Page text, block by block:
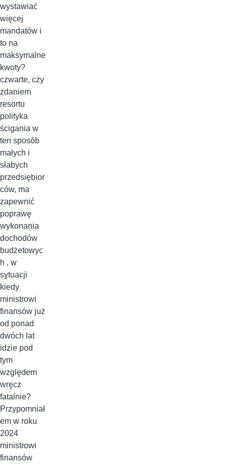
wystawiać
więcej
mandatów i
to na
maksymalne
kwoty?
czwarte, czy
zdaniem
resortu
polityka
ścigania w
ten sposób
małych i
słabych
przedsiębior
ców, ma
zapewnić
poprawę
wykonania
dochodów
budżetowyc
h , w
sytuacji
kiedy
ministrowi
finansów już
od ponad
dwóch lat
idzie pod
tym
względem
wręcz
fatalnie?
Przypomniał
em w roku
2024
ministrowi
finansów